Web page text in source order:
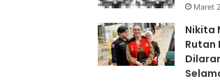
Maret
Nikita
Rutan